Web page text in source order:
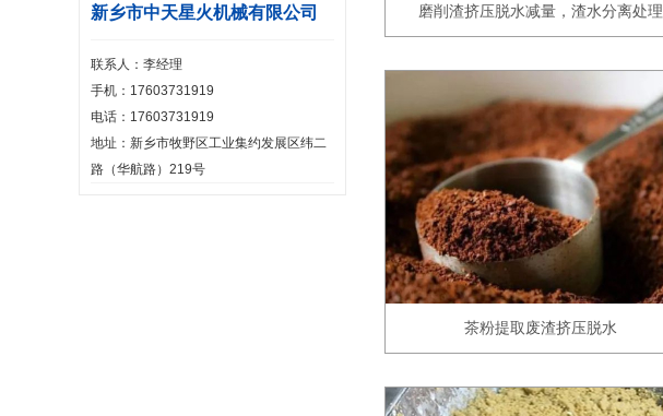
新乡市中天星火机械有限公司
联系人：李经理
手机：17603731919
电话：17603731919
地址：新乡市牧野区工业集约发展区纬二
路（华航路）219号
磨削渣挤压脱水减量，渣水分离处理
茶粉提取废渣挤压脱水